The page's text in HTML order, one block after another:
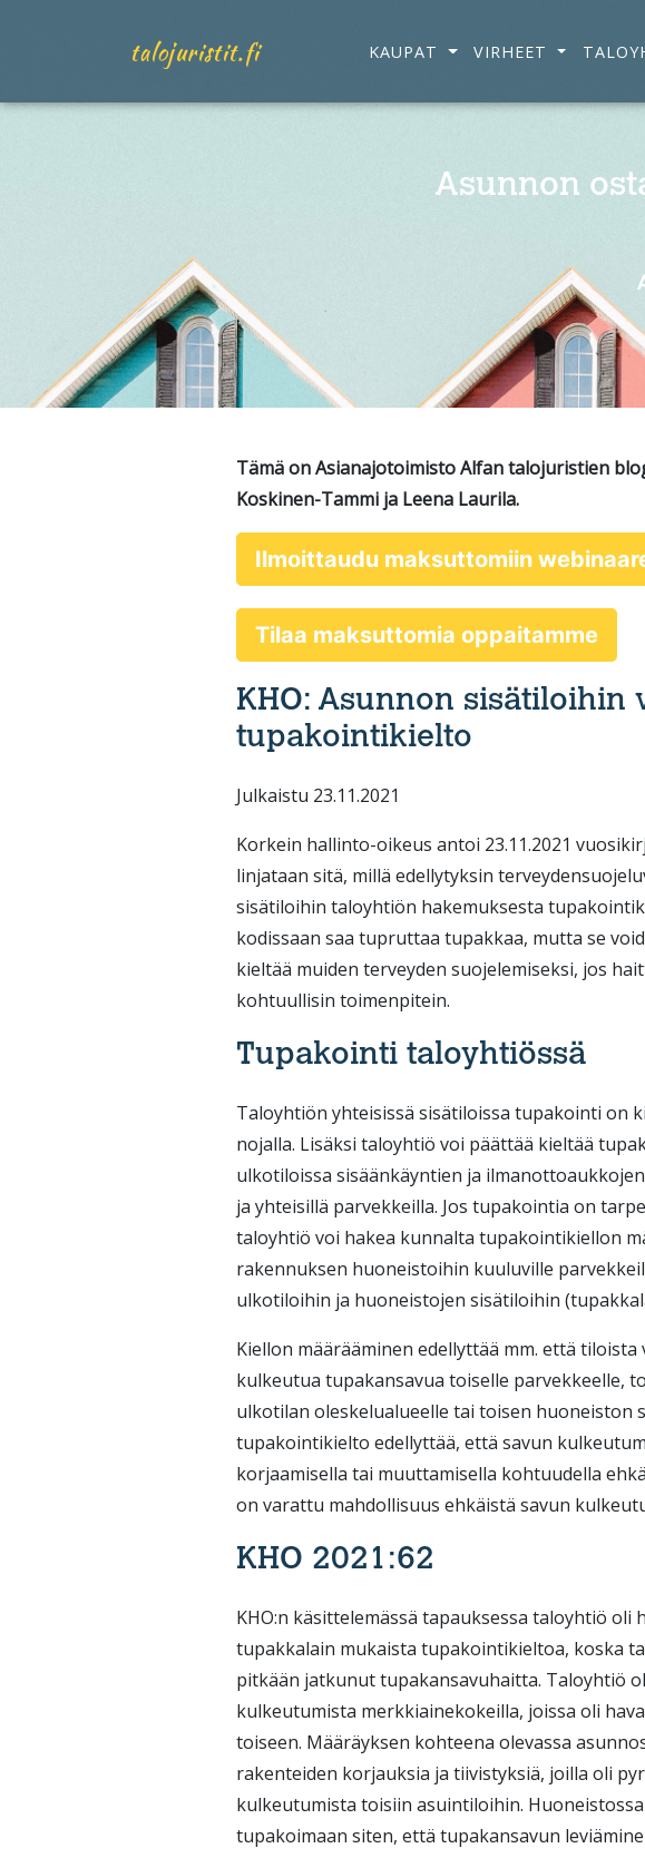
talojuristit.fi KAUPAT VIRHEET
Asunnon
Tämä on Asianajotoimisto Alfan talojuristien
Koskinen-Tammi ja Leena Laurila.
Ilmoittaudu maksuttomiin
Tilaa maksuttomia oppaitamme
KHO: Asunnon sisätiloihin
tupakointikielto
Julkaistu 23.11.2021
Korkein hallinto-oikeus antoi 23.11.2021
linjataan sitä, millä edellytyksin
sisätiloihin taloyhtiön hakemuksesta
kodissaan saa tupruttaa tupakkaa, mutta se
kieltää muiden terveyden suojelemiseksi, jos
kohtuullisin toimenpitein.
Tupakointi taloyhtiössä
Taloyhtiön yhteisissä sisätiloissa tupakointi on
nojalla. Lisäksi taloyhtiö voi päättää kieltää
ulkotiloissa sisäänkäyntien ja
ja yhteisillä parvekkeilla. Jos tupakointia on
taloyhtiö voi hakea kunnalta tupakointikiellon
rakennuksen huoneistoihin kuuluville
ulkotiloihin ja huoneistojen sisätiloihin
Kiellon määrääminen edellyttää mm. että
kulkeutua tupakansavua toiselle parvekkeelle,
ulkotilan oleskelualueelle tai toisen huoneiston
tupakointikielto edellyttää, että savun
korjaamisella tai muuttamisella kohtuudella
on varattu mahdollisuus ehkäistä savun
KHO 2021:62
KHO:n käsittelemässä tapauksessa taloyhtiö
tupakkalain mukaista tupakointikieltoa, koska
pitkään jatkunut tupakansavuhaitta. Taloyhtiö
kulkeutumista merkkiainekokeilla, joissa oli
toiseen. Määräyksen kohteena olevassa
rakenteiden korjauksia ja tiivistyksiä, joilla oli
kulkeutumista toisiin asuintiloihin.
tupakoimaan siten, että tupakansavun